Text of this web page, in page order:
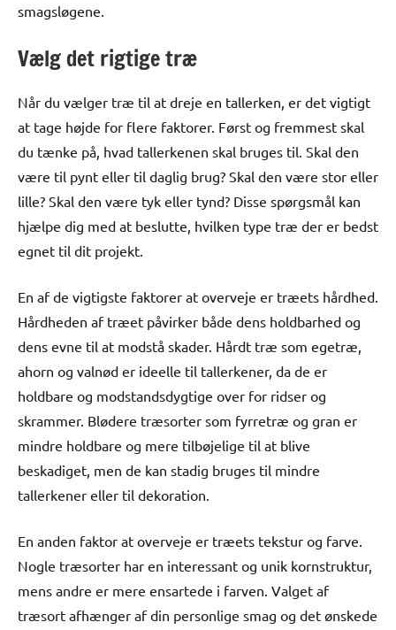
smagsløgene.
Vælg det rigtige træ
Når du vælger træ til at dreje en tallerken, er det vigtigt
at tage højde for flere faktorer. Først og fremmest skal
du tænke på, hvad tallerkenen skal bruges til. Skal den
være til pynt eller til daglig brug? Skal den være stor eller
lille? Skal den være tyk eller tynd? Disse spørgsmål kan
hjælpe dig med at beslutte, hvilken type træ der er bedst
egnet til dit projekt.
En af de vigtigste faktorer at overveje er træets hårdhed.
Hårdheden af ​​træet påvirker både dens holdbarhed og
dens evne til at modstå skader. Hårdt træ som egetræ,
ahorn og valnød er ideelle til tallerkener, da de er
holdbare og modstandsdygtige over for ridser og
skrammer. Blødere træsorter som fyrretræ og gran er
mindre holdbare og mere tilbøjelige til at blive
beskadiget, men de kan stadig bruges til mindre
tallerkener eller til dekoration.
En anden faktor at overveje er træets tekstur og farve.
Nogle træsorter har en interessant og unik kornstruktur,
mens andre er mere ensartede i farven. Valget af
træsort afhænger af din personlige smag og det ønskede